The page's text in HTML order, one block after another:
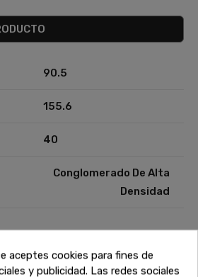
90.5
155.6
40
Conglomerado De Alta
Densidad
interesar
aceptes cookies para fines de
y publicidad. Las redes sociales